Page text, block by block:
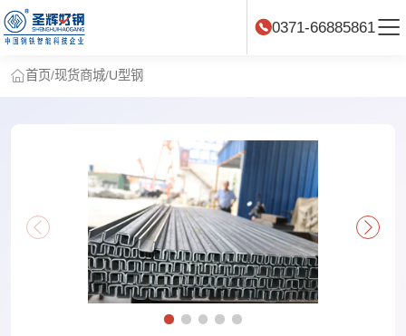
0371-66885861
首页/现货商城/U型钢